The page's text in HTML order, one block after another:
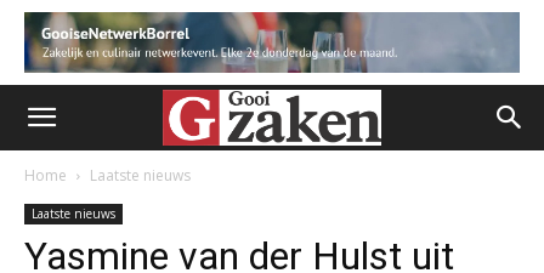
Home Laatste nieuws
Laatste nieuws
Yasmine van der Hulst uit